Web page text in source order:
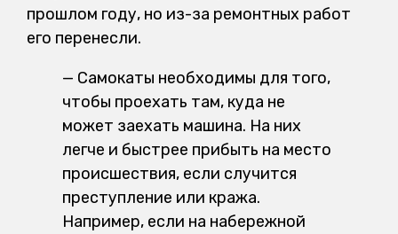
прошлом году, но из-за ремонтных работ
его перенесли.
— Самокаты необходимы для того,
чтобы проехать там, куда не
может заехать машина. На них
легче и быстрее прибыть на место
происшествия, если случится
преступление или кража.
Например, если на набережной